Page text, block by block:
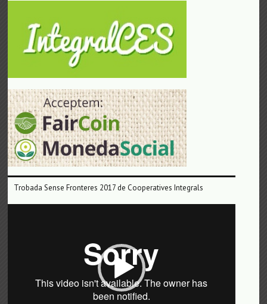
Trobada Sense Fronteres 2017 de Cooperatives Integrals